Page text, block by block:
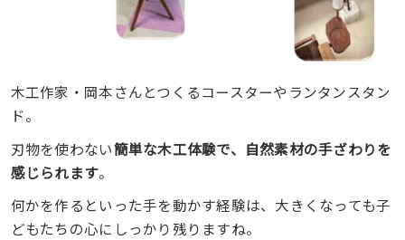
木工作家・岡本さんとつくるコースターやランタンスタン
ド。
刃物を使わない簡単な木工体験で、自然素材の手ざわりを
感じられます。
何かを作るといった手を動かす経験は、大きくなっても子
どもたちの心にしっかり残りますね。